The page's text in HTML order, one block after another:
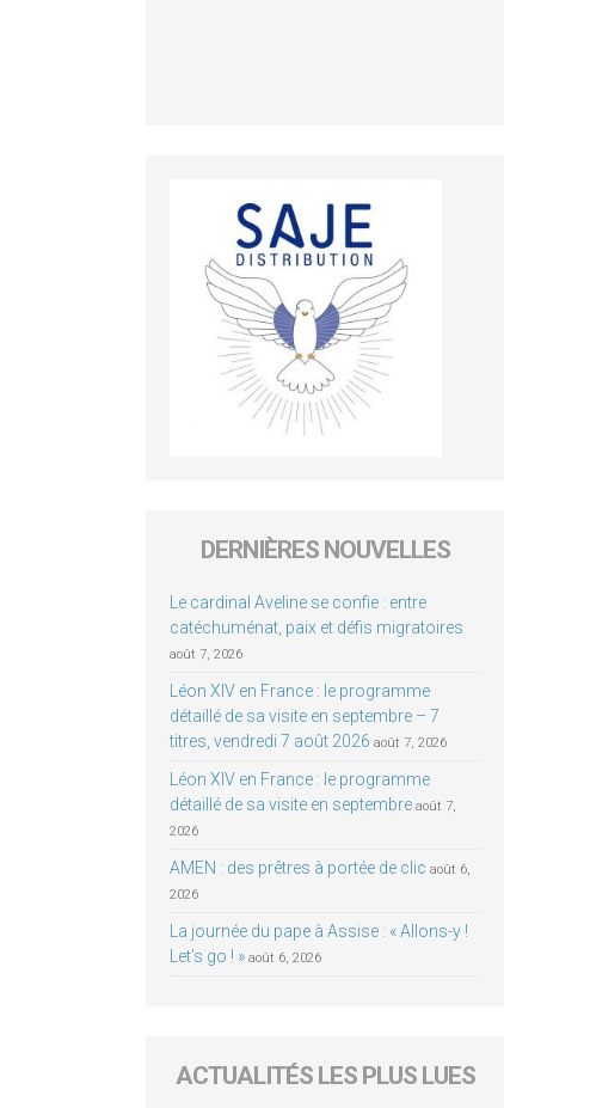
DERNIÈRES NOUVELLES
Le cardinal Aveline se confie : entre
catéchuménat, paix et défis migratoires
août 7, 2026
Léon XIV en France : le programme
détaillé de sa visite en septembre – 7
titres, vendredi 7 août 2026 août 7, 2026
Léon XIV en France : le programme
détaillé de sa visite en septembre août 7,
2026
AMEN : des prêtres à portée de clic août 6,
2026
La journée du pape à Assise : « Allons-y !
Let’s go ! » août 6, 2026
ACTUALITÉS LES PLUS LUES